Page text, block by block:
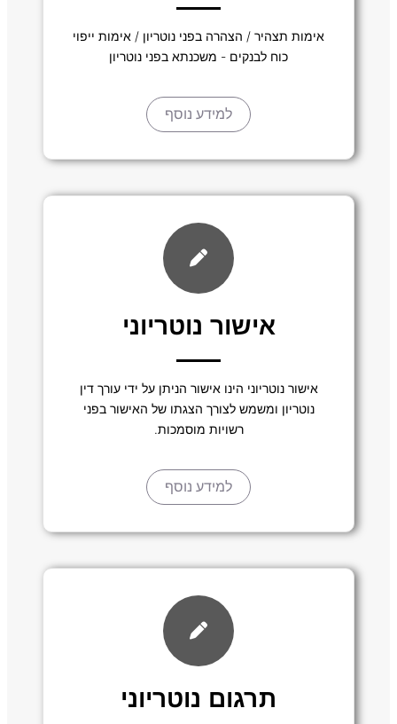
אימות תצהיר / הצהרה בפני נוטריון / אימות ייפוי
כוח לבנקים - משכנתא בפני נוטריון
למידע נוסף
אישור נוטריוני
אישור נוטריוני הינו אישור הניתן על ידי עורך דין
נוטריון ומשמש לצורך הצגתו של האישור בפני
רשויות מוסמכות.
למידע נוסף
תרגום נוטריוני